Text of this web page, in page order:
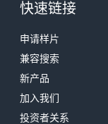
快速链接
申请样片
兼容搜索
新产品
加入我们
投资者关系